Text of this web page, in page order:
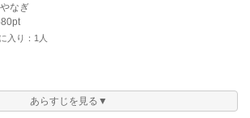
なぎ
入り：1人
あらすじを見る▼